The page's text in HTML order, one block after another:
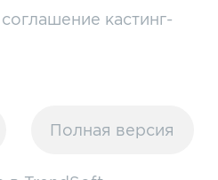
кастинг-
Полная версия